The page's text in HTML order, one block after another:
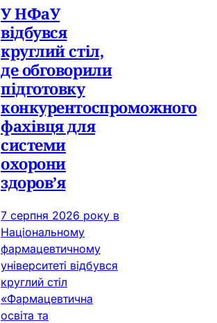
У НФаУ
відбувся
круглий стіл,
де обговорили
підготовку
конкурентоспроможного
фахівця для
системи
охорони
здоров’я
7 серпня 2026 року в
Національному
фармацевтичному
університеті відбувся
круглий стіл
«Фармацевтична
освіта та